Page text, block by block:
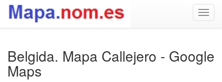
Belgida. Mapa Callejero - Google
Maps